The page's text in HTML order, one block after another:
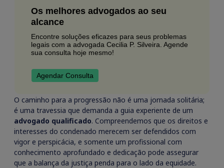
Os melhores advogados ao seu
alcance
Encontre soluções eficazes para seus problemas
legais com a advogada Cecilia P. Silveira. Agende
sua consulta hoje mesmo!
Agendar Consulta
O caminho para a progressão não é uma jornada solitária;
é uma travessia que demanda a guia experiente de um
advogado qualificado. Compreendemos que os direitos e
interesses do condenado merecem ser defendidos com
vigor e perspicácia, e somente um profissional com
conhecimento aprofundado e dedicação pode assegurar
que a balança da justiça penda para o lado da equidade.